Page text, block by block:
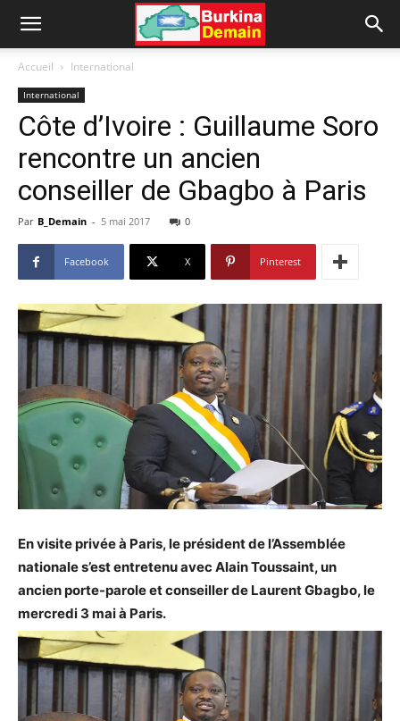
Accueil International
International
Côte d’Ivoire : Guillaume Soro
rencontre un ancien
conseiller de Gbagbo à Paris
Par B_Demain - 5 mai 2017 0
Facebook X Pinterest
En visite privée à Paris, le président de l’Assemblée
nationale s’est entretenu avec Alain Toussaint, un
ancien porte-parole et conseiller de Laurent Gbagbo, le
mercredi 3 mai à Paris.